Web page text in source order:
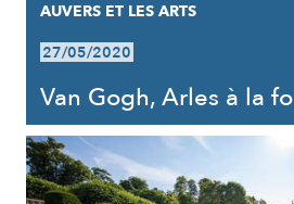
AUVERS ET LES ARTS
27/05/2020
Van Gogh, Arles à la